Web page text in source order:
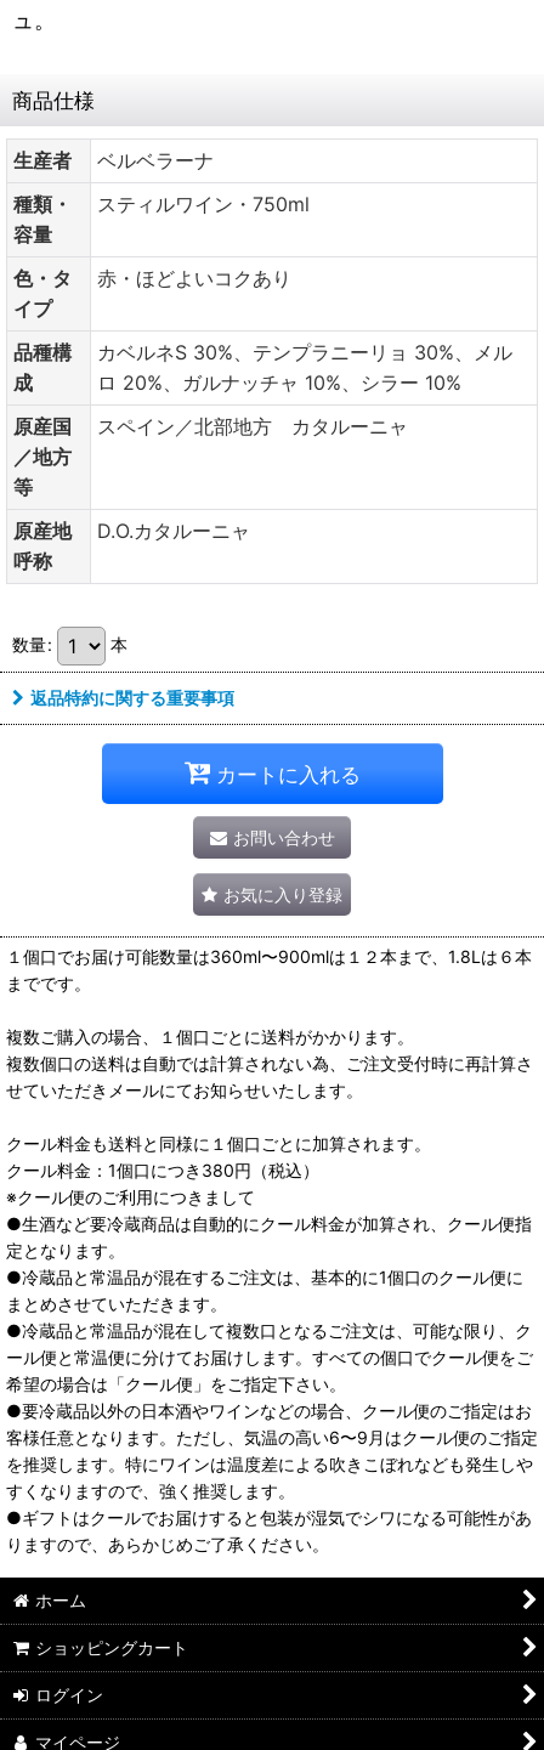
ュ。
商品仕様
生産者
ベルベラーナ
種類・
容量
スティルワイン・750ml
色・タ
イプ
赤・ほどよいコクあり
品種構
成
カベルネS 30%、テンプラニーリョ 30%、メル
ロ 20%、ガルナッチャ 10%、シラー 10%
原産国
／地方
等
スペイン／北部地方 カタルーニャ
原産地
呼称
D.O.カタルーニャ
数量: 本
返品特約に関する重要事項
カートに入れる
お問い合わせ
お気に入り登録
１個口でお届け可能数量は360ml〜900mlは１２本まで、1.8Lは６本
までです。
複数ご購入の場合、１個口ごとに送料がかかります。
複数個口の送料は自動では計算されない為、ご注文受付時に再計算さ
せていただきメールにてお知らせいたします。
クール料金も送料と同様に１個口ごとに加算されます。
クール料金：1個口につき380円（税込）
※クール便のご利用につきまして
●生酒など要冷蔵商品は自動的にクール料金が加算され、クール便指
定となります。
●冷蔵品と常温品が混在するご注文は、基本的に1個口のクール便に
まとめさせていただきます。
●冷蔵品と常温品が混在して複数口となるご注文は、可能な限り、ク
ール便と常温便に分けてお届けします。すべての個口でクール便をご
希望の場合は「クール便」をご指定下さい。
●要冷蔵品以外の日本酒やワインなどの場合、クール便のご指定はお
客様任意となります。ただし、気温の高い6〜9月はクール便のご指定
を推奨します。特にワインは温度差による吹きこぼれなども発生しや
すくなりますので、強く推奨します。
●ギフトはクールでお届けすると包装が湿気でシワになる可能性があ
りますので、あらかじめご了承ください。
ホーム
ショッピングカート
ログイン
マイページ